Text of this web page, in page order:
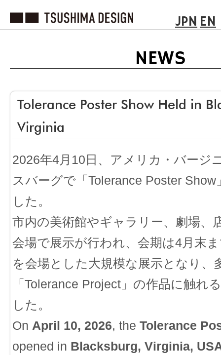
JPNEN
NEWS
Tolerance Poster Show Held in
Virginia
2026年4月10日、アメリカ・バージ
スバーグで「Tolerance Poster
した。
市内の美術館やギャラリー、劇場、
会場で展示が行われ、会期は4月末
を会場とした大規模な展示となり、
「Tolerance Project」の作品に触れ
した。
On April 10, 2026, the Tolerance
opened in Blacksburg, Virginia,